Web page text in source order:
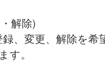
解除)
、変更、解除を希
す。